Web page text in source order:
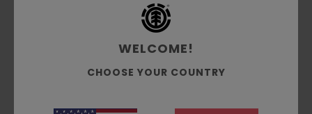
4/5
la bicicleta. Habría sido perfecto.
WELCOME!
CHOOSE YOUR COUNTRY